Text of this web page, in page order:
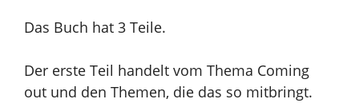
Das Buch hat 3 Teile.
Der erste Teil handelt vom Thema Coming
out und den Themen, die das so mitbringt.